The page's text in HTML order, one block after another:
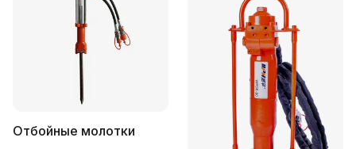
Отбойные молотки